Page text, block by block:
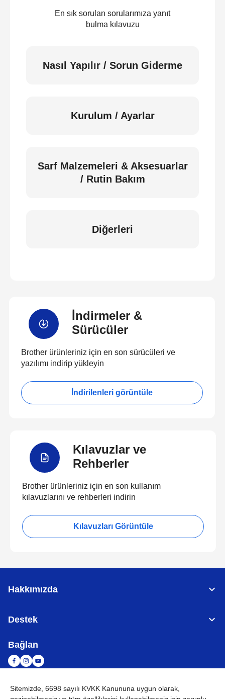
En sık sorulan sorularımıza yanıt
bulma kılavuzu
Nasıl Yapılır / Sorun Giderme
Kurulum / Ayarlar
Sarf Malzemeleri & Aksesuarlar
/ Rutin Bakım
Diğerleri
İndirmeler &
Sürücüler
Brother ürünleriniz için en son sürücüleri ve
yazılımı indirip yükleyin
İndirilenleri görüntüle
Kılavuzlar ve
Rehberler
Brother ürünleriniz için en son kullanım
kılavuzlarını ve rehberleri indirin
Kılavuzları Görüntüle
Hakkımızda
Destek
Bağlan
TÜRKİYE Küresel Ağ
Sitemizde, 6698 sayılı KVKK Kanununa uygun olarak,